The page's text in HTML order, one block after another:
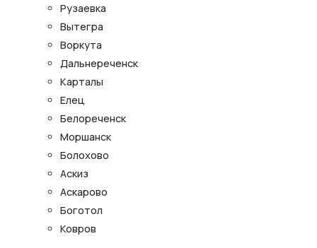
Рузаевка
Вытегра
Воркута
Дальнереченск
Карталы
Елец
Белореченск
Моршанск
Болохово
Аскиз
Аскарово
Боготол
Ковров